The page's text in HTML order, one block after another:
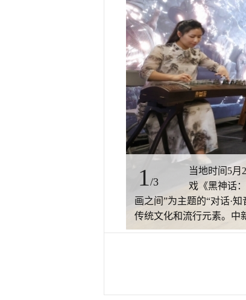
1/3
当地时间5月
戏《黑神话
画之间”为主题的“对话·
传统文化和流行元素。中